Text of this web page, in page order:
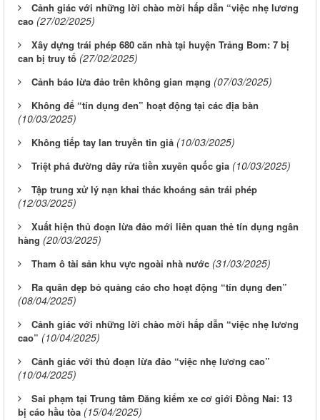
Cảnh giác với những lời chào mời hấp dẫn “việc nhẹ lương
cao (27/02/2025)
Xây dựng trái phép 680 căn nhà tại huyện Trảng Bom: 7 bị
can bị truy tố (27/02/2025)
Cảnh báo lừa đảo trên không gian mạng (07/03/2025)
Không để “tín dụng đen” hoạt động tại các địa bàn
(10/03/2025)
Không tiếp tay lan truyền tin giả (10/03/2025)
Triệt phá đường dây rửa tiền xuyên quốc gia (10/03/2025)
Tập trung xử lý nạn khai thác khoáng sản trái phép
(12/03/2025)
Xuất hiện thủ đoạn lừa đảo mới liên quan thẻ tín dụng ngân
hàng (20/03/2025)
Tham ô tài sản khu vực ngoài nhà nước (31/03/2025)
Ra quân dẹp bỏ quảng cáo cho hoạt động “tín dụng đen”
(08/04/2025)
Cảnh giác với những lời chào mời hấp dẫn “việc nhẹ lương
cao” (10/04/2025)
Cảnh giác với thủ đoạn lừa đảo “việc nhẹ lương cao”
(10/04/2025)
Sai phạm tại Trung tâm Đăng kiểm xe cơ giới Đồng Nai: 13
bị cáo hầu tòa (15/04/2025)